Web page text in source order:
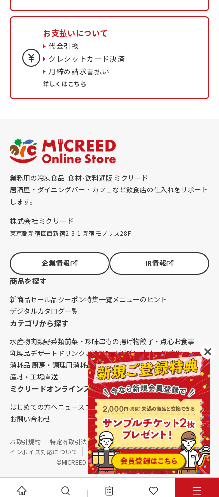
お支払いについて
代金引換
クレシットカード決済
月締め請求書払い
詳しくはこちら
業務用の冷凍食品·食材·飲料通販 ミクリード
居酒屋・ダイニングバー・カフェなど飲食店の仕入れをサポート
します。
株式会社ミクリード
東京都新宿区西新宿2-3-1 新宿モノリス28F
企業情報 IR情報
商品を探す
新商品セール品クーポン特集一覧メニューのヒント
デジタルカタログ一覧
カテゴリから探す
水産物肉類野菜類前菜・珍味串もの揚げ物餃子・点心お食事
乳製品デザート ドリンク お酒調味料消耗品 卓上・客席用
消耗品 厨房・調理用消耗品 クレンリネス生鮮品（配送便限定）
産地・工場直送
ミクリードオンラインストアについて
はじめての方へニュースコラムご利用ガイド会社概要
お問い合わせ
©MICREED CO.,LTD. All Rights Reserved.
お取引規約 特定商取引法に基づく表記
個人情報保護方針
インボイス対応について
サイトマップ